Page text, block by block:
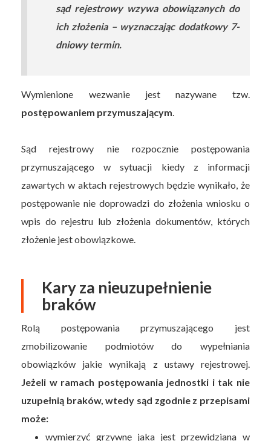
sąd rejestrowy wzywa obowiązanych do
ich złożenia – wyznaczając dodatkowy 7-
dniowy termin.
Wymienione wezwanie jest nazywane tzw.
postępowaniem przymuszającym.
Sąd rejestrowy nie rozpocznie postępowania
przymuszającego w sytuacji kiedy z informacji
zawartych w aktach rejestrowych będzie wynikało, że
postępowanie nie doprowadzi do złożenia wniosku o
wpis do rejestru lub złożenia dokumentów, których
złożenie jest obowiązkowe.
Kary za nieuzupełnienie
braków
Rolą postępowania przymuszającego jest
zmobilizowanie podmiotów do wypełniania
obowiązków jakie wynikają z ustawy rejestrowej.
Jeżeli w ramach postępowania jednostki i tak nie
uzupełnią braków, wtedy sąd zgodnie z przepisami
może:
wymierzyć grzywnę jaka jest przewidziana w